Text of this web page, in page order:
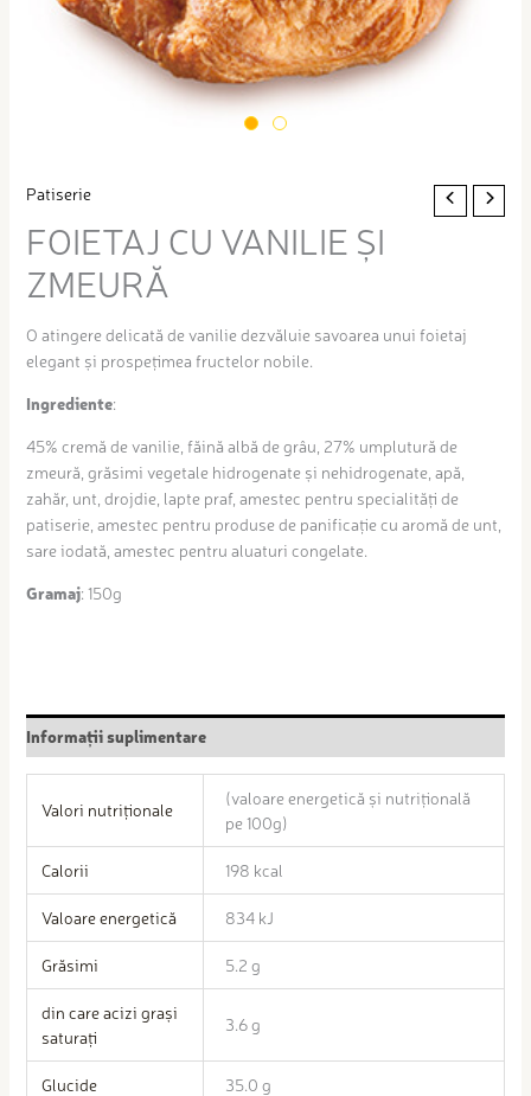
Patiserie
FOIETAJ CU VANILIE ȘI
ZMEURĂ
O atingere delicată de vanilie dezvăluie savoarea unui foietaj
elegant și prospețimea fructelor nobile.
Ingrediente:
45% cremă de vanilie, făină albă de grâu, 27% umplutură de
zmeură, grăsimi vegetale hidrogenate și nehidrogenate, apă,
zahăr, unt, drojdie, lapte praf, amestec pentru specialități de
patiserie, amestec pentru produse de panificație cu aromă de unt,
sare iodată, amestec pentru aluaturi congelate.
Gramaj: 150g
Informații suplimentare
Valori nutriționale
(valoare energetică și nutrițională
pe 100g)
Calorii 198 kcal
Valoare energetică 834 kJ
Grăsimi 5.2 g
din care acizi grași
saturați
3.6 g
Glucide 35.0 g